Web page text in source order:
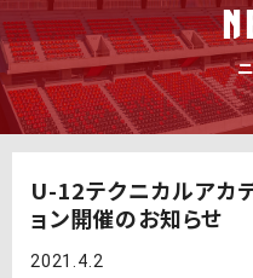
U-12テクニカルアカ
ョン開催のお知らせ
2021.4.2